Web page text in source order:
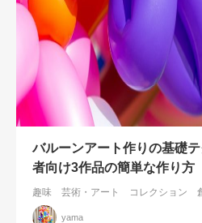
バルーンアート作りの基礎
者向け3作品の簡単な作り方
趣味 芸術・アート コレクション
yama